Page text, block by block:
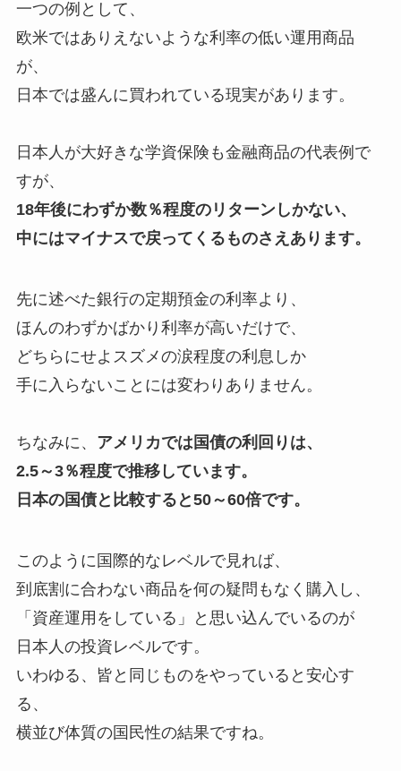
一つの例として、
欧米ではありえないような利率の低い運用商品
が、
日本では盛んに買われている現実があります。
日本人が大好きな学資保険も金融商品の代表例で
すが、
18年後にわずか数％程度のリターンしかない、
中にはマイナスで戻ってくるものさえあります。
先に述べた銀行の定期預金の利率より、
ほんのわずかばかり利率が高いだけで、
どちらにせよスズメの涙程度の利息しか
手に入らないことには変わりありません。
ちなみに、 アメリカでは国債の利回りは、
2.5～3％程度で推移しています。
日本の国債と比較すると50～60倍です。
このように国際的なレベルで見れば、
到底割に合わない商品を何の疑問もなく購入し、
「資産運用をしている」と思い込んでいるのが
日本人の投資レベルです。
いわゆる、皆と同じものをやっていると安心す
る、
横並び体質の国民性の結果ですね。